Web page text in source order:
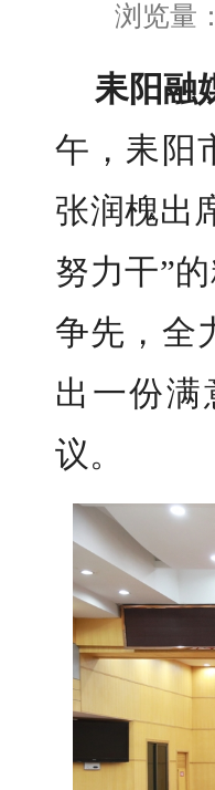
浏览量：
耒阳融
午，耒阳
张润槐出
努力干”
争先，全
出一份
议。